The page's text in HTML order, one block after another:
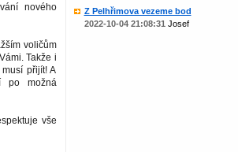
nového
voličům
Takže i
přijít! A
po možná
vše
Z Pelhřimova vezeme bod
2022-10-04 21:08:31 Josef